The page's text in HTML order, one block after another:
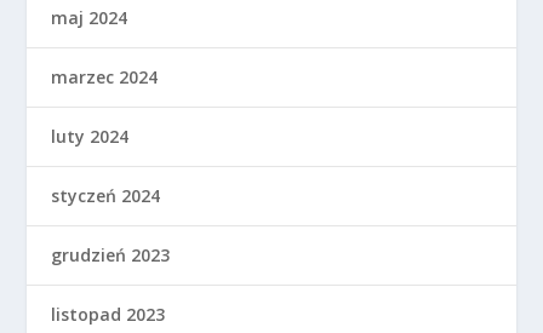
maj 2024
marzec 2024
luty 2024
styczeń 2024
grudzień 2023
listopad 2023